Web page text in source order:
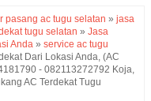
pasang ac tugu selatan » jasa
tugu selatan » Jasa
Anda » service ac tugu
Dari Lokasi Anda, (AC
- 082113272792 Koja,
AC Terdekat Tugu